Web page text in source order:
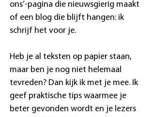
ons’-pagina die nieuwsgierig maakt
of een blog die blijft hangen: ik
schrijf het voor je.
Heb je al teksten op papier staan,
maar ben je nog niet helemaal
tevreden? Dan kijk ik met je mee. Ik
geef praktische tips waarmee je
beter gevonden wordt en je lezers